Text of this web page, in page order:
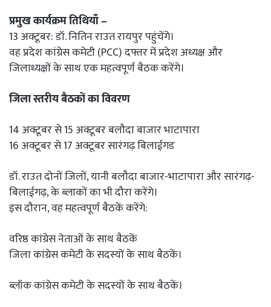
प्रमुख कार्यक्रम तिथियाँ –
13 अक्टूबर: डॉ. नितिन राउत रायपुर पहुंचेंगे।
वह प्रदेश कांग्रेस कमेटी (PCC) दफ्तर में प्रदेश अध्यक्ष और
जिलाध्यक्षों के साथ एक महत्वपूर्ण बैठक करेंगे।
जिला स्तरीय बैठकों का विवरण
​14 अक्टूबर से 15 अक्टूबर बलौदा बाजार भाटापारा
16 अक्टूबर से 17 अक्टूबर सारंगढ़ बिलाईगड
डॉ. राउत दोनों जिलों, यानी बलौदा बाजार-भाटापारा और सारंगढ़-
बिलाईगढ़, के ब्लाकों का भी दौरा करेंगे।
​इस दौरान, वह महत्वपूर्ण बैठकें करेंगे:
​वरिष्ठ कांग्रेस नेताओं के साथ बैठकें
​जिला कांग्रेस कमेटी के सदस्यों के साथ बैठकें।
ब्लॉक कांग्रेस कमेटी के सदस्यों के साथ बैठकें।